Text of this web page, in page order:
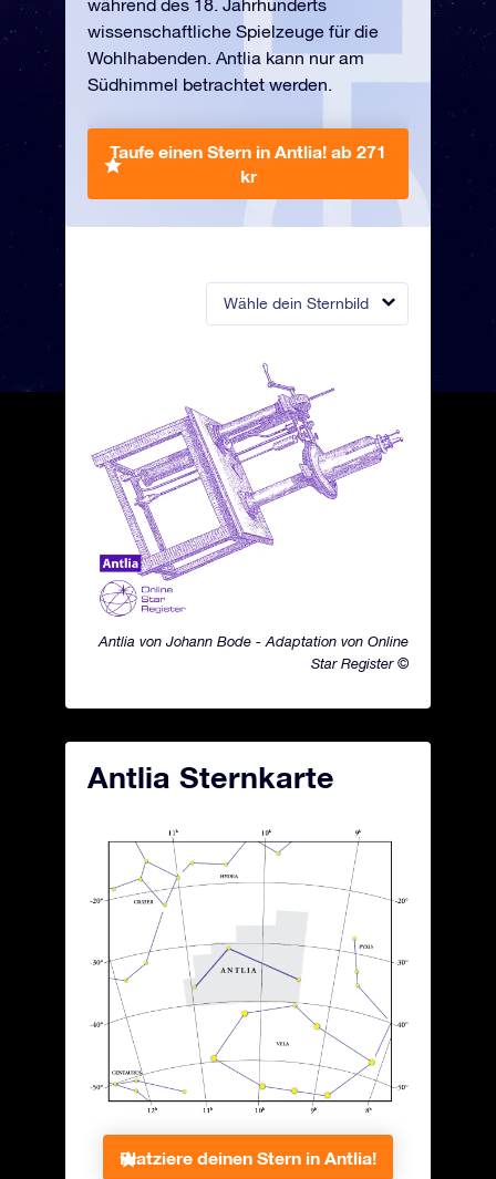
Wähle dein Sternbild
Antlia von Johann Bode - Adaptation von Online
Star Register ©
während des 18. Jahrhunderts
wissenschaftliche Spielzeuge für die
Wohlhabenden. Antlia kann nur am
Südhimmel betrachtet werden.
Taufe einen Stern in Antlia! ab 271
kr
Antlia Sternkarte
Platziere deinen Stern in Antlia!